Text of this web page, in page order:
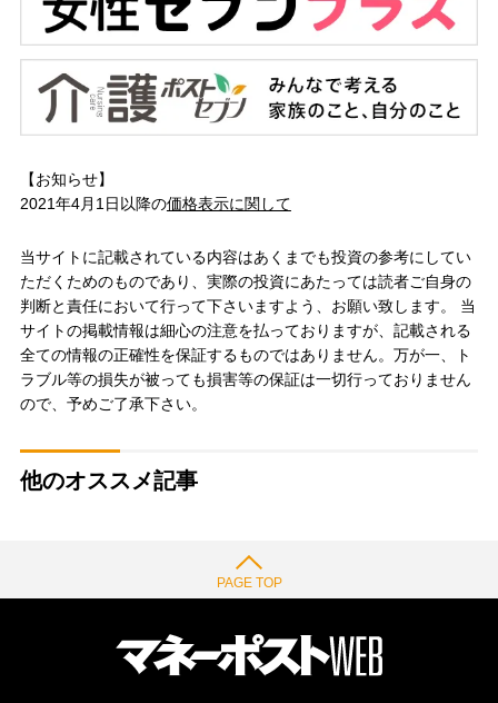
【お知らせ】
2021年4月1日以降の価格表示に関して
当サイトに記載されている内容はあくまでも投資の参考にしてい
ただくためのものであり、実際の投資にあたっては読者ご自身の
判断と責任において行って下さいますよう、お願い致します。 当
サイトの掲載情報は細心の注意を払っておりますが、記載される
全ての情報の正確性を保証するものではありません。万が一、ト
ラブル等の損失が被っても損害等の保証は一切行っておりません
ので、予めご了承下さい。
他のオススメ記事
PAGE TOP